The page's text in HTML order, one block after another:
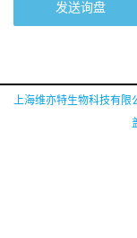
发送询盘
上海维亦特生物科技有限